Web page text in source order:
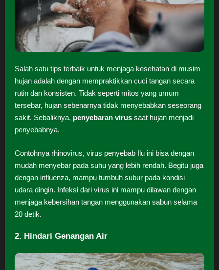
Salah satu tips terbaik untuk menjaga kesehatan di musim
hujan adalah dengan mempraktikkan cuci tangan secara
rutin dan konsisten. Tidak seperti mitos yang umum
tersebar, hujan sebenarnya tidak menyebabkan seseorang
sakit. Sebaliknya, penyebaran virus saat hujan menjadi
penyebabnya.
Contohnya rhinovirus, virus penyebab flu ini bisa dengan
mudah menyebar pada suhu yang lebih rendah. Begitu juga
dengan influenza, mampu tumbuh subur pada kondisi
udara dingin. Infeksi dari virus ini mampu dilawan dengan
menjaga kebersihan tangan menggunakan sabun selama
20 detik.
2. Hindari Genangan Air